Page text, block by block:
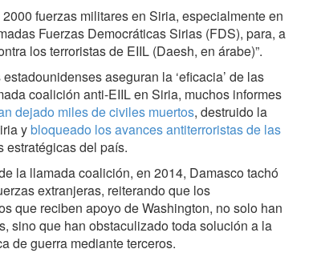
fuerzas militares en Siria, especialmente en
Fuerzas Democráticas Sirias (FDS), para, a
los terroristas de EIIL (Daesh, en árabe)”.
aseguran la ‘eficacia’ de las
coalición anti-EIIL en Siria, muchos informes
dejado miles de civiles muertos, destruido la
ybloqueado los avances antiterroristas de las
estratégicas del país.
la llamada coalición, en 2014, Damasco tachó
extranjeras, reiterando que los
que reciben apoyo de Washington, no solo han
sino que han obstaculizado toda solución a la
de guerra mediante terceros.